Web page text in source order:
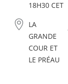
18H30 CET

LA
GRANDE
COUR ET
LE PRÉAU